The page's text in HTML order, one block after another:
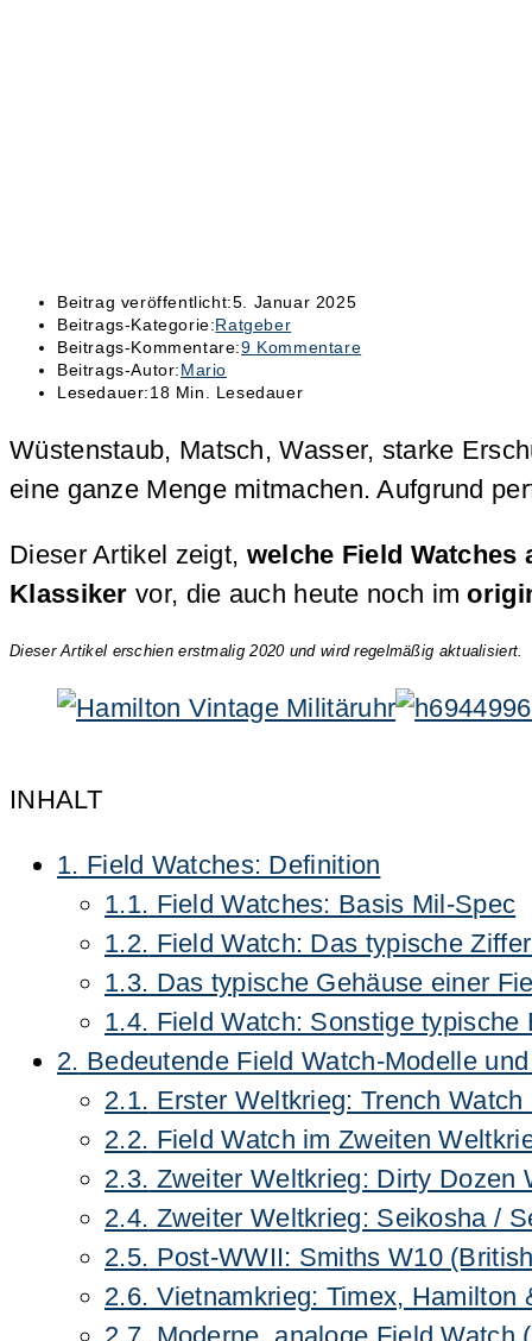
Beitrag veröffentlicht:5. Januar 2025
Beitrags-Kategorie:Ratgeber
Beitrags-Kommentare:9 Kommentare
Beitrags-Autor:Mario
Lesedauer:18 Min. Lesedauer
Wüstenstaub, Matsch, Wasser, starke
eine ganze Menge mitmachen. Aufgrund
Dieser Artikel zeigt, welche Field
Klassiker vor, die auch heute noch im
Dieser Artikel erschien erstmalig 2020 und wird regelmäßig aktualisiert.
INHALT
1. Field Watches: Definition
1.1. Field Watches: Basis Mil-Spec
1.2. Field Watch: Das typische
1.3. Das typische Gehäuse einer
1.4. Field Watch: Sonstige typische
2. Bedeutende Field Watch-Modelle
2.1. Erster Weltkrieg: Trench Watch
2.2. Field Watch im Zweiten
2.3. Zweiter Weltkrieg: Dirty Dozen
2.4. Zweiter Weltkrieg: Seikosha /
2.5. Post-WWII: Smiths W10
2.6. Vietnamkrieg: Timex, Hamilton